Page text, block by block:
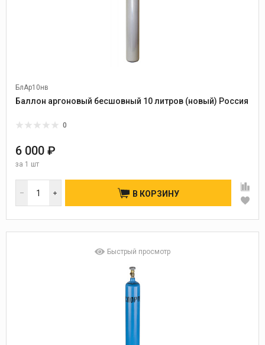
БлАр10нв
Баллон аргоновый бесшовный 10 литров (новый) Россия
0
6 000 ₽
за 1 шт
В КОРЗИНУ
Быстрый просмотр